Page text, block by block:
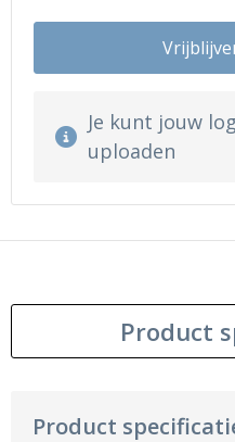
Je kunt jouw
uploaden
Product
Product